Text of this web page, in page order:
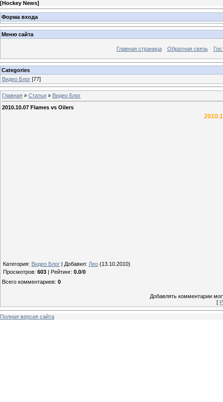
[Hockey News]
Форма входа
Меню сайта
Главная страница Обратная связь
Categories
Видео Блог [77]
Главная » Статьи » Видео Блог
2010.10.07 Flames vs Oilers
Категория: Видео Блог Добавил: Лео (13.10.2010)
Просмотров: 603 Рейтинг: 0.0/0
Всего комментариев: 0
Добавлять комментарии
[
Полная версия сайта